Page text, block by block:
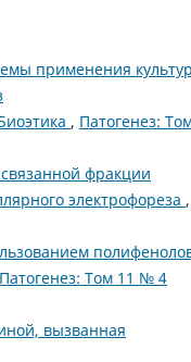
применения культур
, Патогенез:
фракции
электрофореза ,
Патогенез: Том 11 № 4
вызванная